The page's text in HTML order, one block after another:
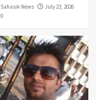
Sahasik News
July 23, 2026
0